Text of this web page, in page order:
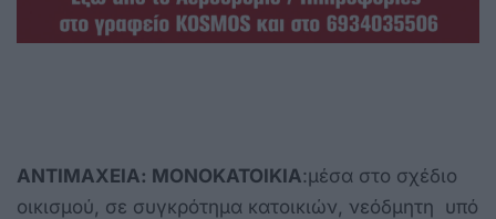
ΑΝΤΙΜΑΧΕΙΑ: ΜΟΝΟΚΑΤΟΙΚΙΑ:μέσα στο σχέδιο
οικισμού, σε συγκρότημα κατοικιών, νεόδμητη υπό